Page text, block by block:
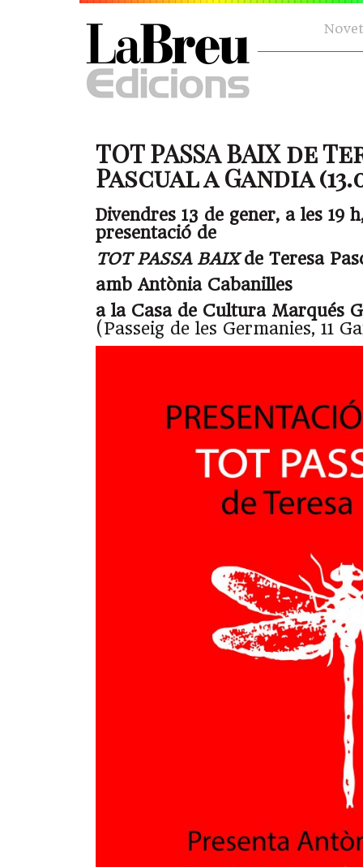
TOT PASSA BAIX de
Pascual a Gandia
Divendres 13 de gener, a les 19
presentació de
TOT PASSA BAIXde Teresa
amb Antònia Cabanilles
a la Casa de Cultura Marqués
(Passeig de les Germanies, 11